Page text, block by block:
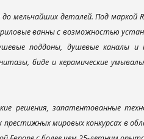
мельчайших деталей. Под маркой
ванны с возможностью
поддоны, душевые каналы
биде и керамические
решения, запатентованные
мировых конкурсах в